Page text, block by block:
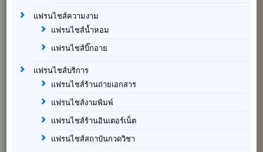
แฟรนไชส์ความงาม
แฟรนไชส์น้ำหอม
แฟรนไชส์บิ๊กอาย
แฟรนไชส์บริการ
แฟรนไชส์ร้านถ่ายเอกสาร
แฟรนไชส์งามพิมพ์
แฟรนไชส์ร้านอินเตอร์เน็ต
แฟรนไชส์สถาบันกวดวิชา